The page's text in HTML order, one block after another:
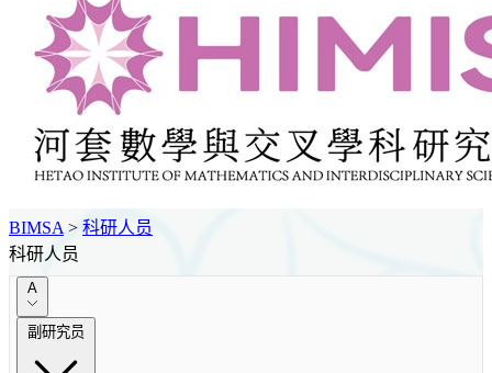
BIMSA > 科研人员
科研人员
A
副研究员